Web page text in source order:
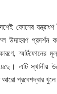
ফোনের যন্ত্রাংশ
উদাহরণ প্রদর্শন
স্মার্টফোনের
এটি
প্রবেশদ্বার খুলে